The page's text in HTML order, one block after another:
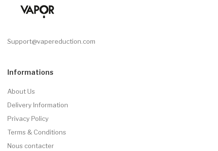
Support@vapereduction.com
Informations
About Us
Delivery Information
Privacy Policy
Terms & Conditions
Nous contacter